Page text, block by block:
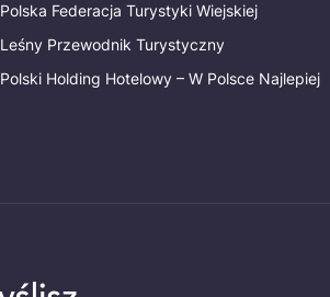
Polska Federacja Turystyki Wiejskiej
Leśny Przewodnik Turystyczny
Polski Holding Hotelowy – W Polsce Najlepiej